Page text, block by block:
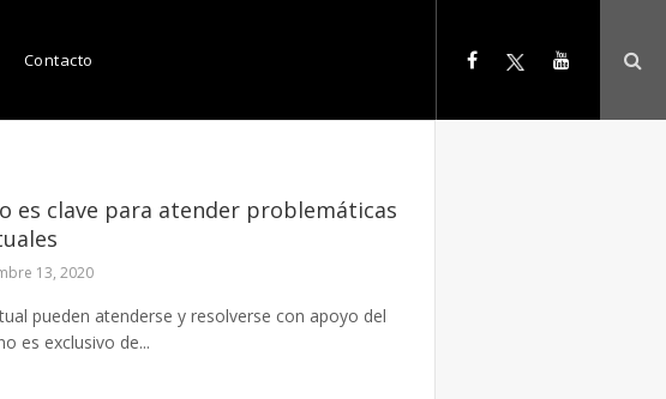
Contacto
es clave para atender problemáticas
13, 2020
pueden atenderse y resolverse con apoyo del
es exclusivo de...